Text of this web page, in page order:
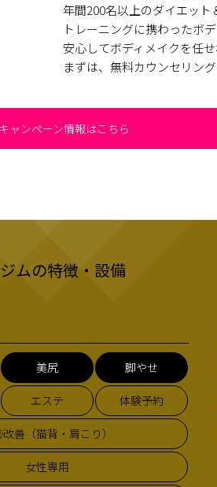
年間200名以上のダイエット
トレーニングに携わったボ
安心してボディメイクを任せ
まずは、無料カウンセリン
ャンペーン情報はこちら
ムの特徴・設備
美尻 脚やせ
エステ 体験予約
善（猫背・肩こり）
女性専用